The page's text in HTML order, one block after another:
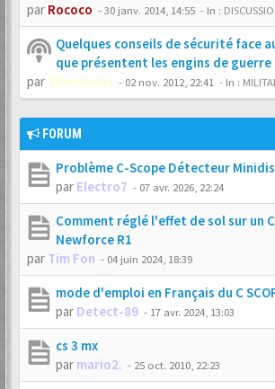
par Rococo -30 janv. 2014, 14:55 - In :
Quelques conseils de sécurité face
que présentent les engins de guerre
par Theophilus - 02 nov. 2012, 22:41 - In :
FORUM
Problème C-Scope Détecteur
par Electro7 - 07 avr. 2026, 22:24
Comment réglé l'effet de sol sur un
Newforce R1
par Tim Fon - 04 juin 2024, 18:39
mode d'emploi en Français du C
par Detect-89 - 17 avr. 2024, 13:03
cs 3 mx
par mario2. - 25 oct. 2010, 22:23